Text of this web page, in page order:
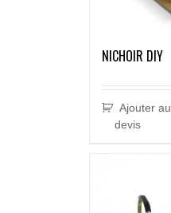
NICHOIR DIY
Ajouter au
devis